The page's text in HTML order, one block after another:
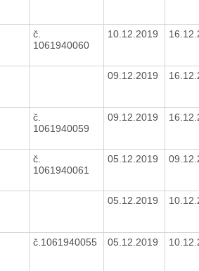
č.
1061940060
10.12.2019
09.12.2019
č.
1061940059
09.12.2019
č.
1061940061
05.12.2019
05.12.2019
č.1061940055 05.12.2019